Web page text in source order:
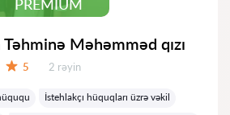
PREMIUM
Məhəmməd qızı
5 Rəylər:
2 rəyin
İstehlakçı hüquqları üzrə vəkil